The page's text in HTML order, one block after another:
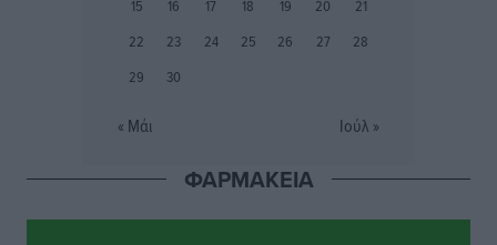
Συνελήφθη 37χρονη στη Ρόδο γιατί είχε αφήσει τα
Αθλητικά• πριν 10 ώρες
15
16 17 18 19 20
21
22
23 24 25 26 27
28
29
30
« Μάι Ιούλ »
ΦΑΡΜΑΚΕΙΑ